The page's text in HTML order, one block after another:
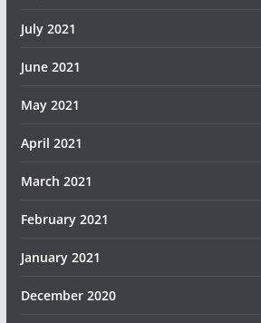
July 2021
June 2021
May 2021
April 2021
March 2021
February 2021
January 2021
December 2020